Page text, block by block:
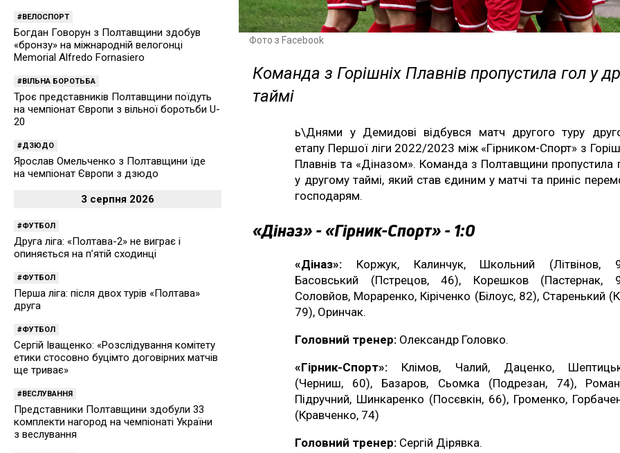
Фото з Facebook
Команда з Горішніх Плавнів пропустила гол у
таймі
ь\Днями у Демидові відбувся матч другого туру
етапу Першої ліги 2022/2023 між «Гірником-Спорт» з
Плавнів та «Діназом». Команда з Полтавщини пропустила
у другому таймі, який став єдиним у матчі та приніс
господарям.
«Діназ» - «Гірник-Спорт» - 1:0
«Діназ»: Коржук, Калинчук, Школьний (Літвінов,
Басовський (Пстрецов, 46), Корешков (Пастернак,
Соловйов, Мораренко, Кіріченко (Білоус, 82), Старенький
79), Оринчак.
Головний тренер: Олександр Головко.
«Гірник-Спорт»: Клімов, Чалий, Даценко,
(Черниш, 60), Базаров, Сьомка (Подрезан, 74),
Підручний, Шинкаренко (Посєвкін, 66), Громенко,
(Кравченко, 74)
Головний тренер: Сергій Дірявка.
ВЕЛОСПОРТ
Богдан Говорун з Полтавщини здобув
«бронзу» на міжнародній велогонці
Memorial Alfredo Fornasiero
ВІЛЬНА БОРОТЬБА
Троє представників Полтавщини поїдуть
на чемпіонат Європи з вільної боротьби U-
20
ДЗЮДО
Ярослав Омельченко з Полтавщини їде
на чемпіонат Європи з дзюдо
3 серпня 2026
ФУТБОЛ
Друга ліга: «Полтава-2» не виграє і
опиняється на п’ятій сходинці
ФУТБОЛ
Перша ліга: після двох турів «Полтава»
друга
ФУТБОЛ
Сергій Іващенко: «Розслідування комітету
етики стосовно буцімто договірних матчів
ще триває»
ВЕСЛУВАННЯ
Представники Полтавщини здобули 33
комплекти нагород на чемпіонаті України
з веслування